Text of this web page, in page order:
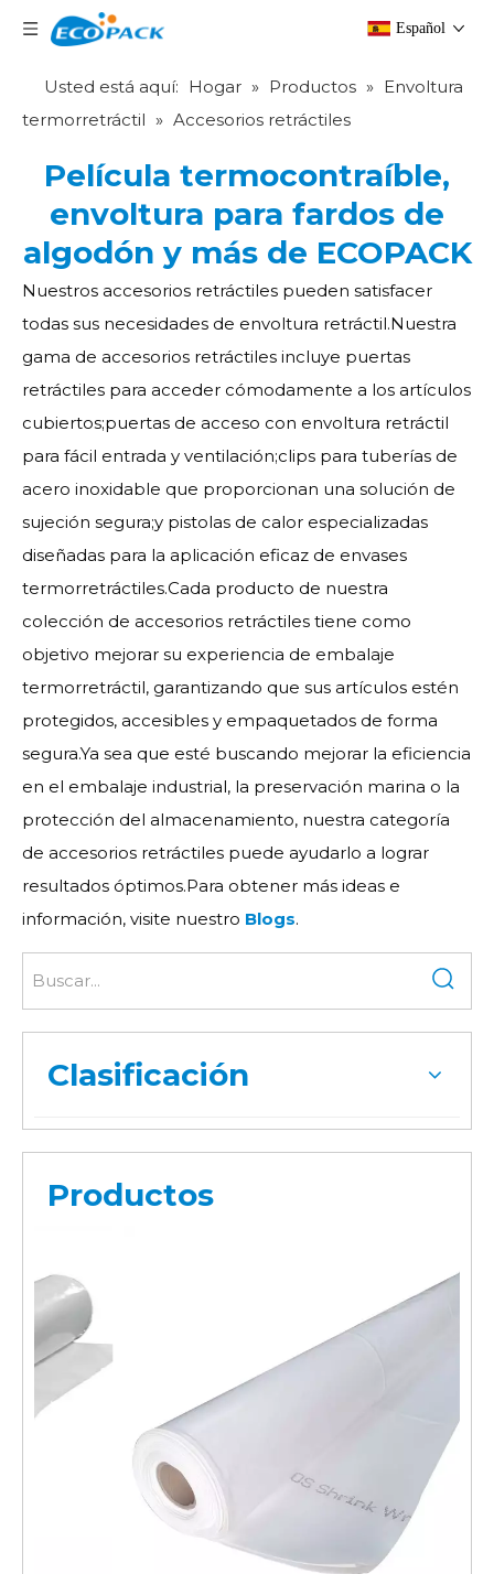
Español
Usted está aquí: Hogar » Productos » Envoltura
termorretráctil » Accesorios retráctiles
Película termocontraíble,
envoltura para fardos de
algodón y más de ECOPACK
Nuestros accesorios retráctiles pueden satisfacer
todas sus necesidades de envoltura retráctil.Nuestra
gama de accesorios retráctiles incluye puertas
retráctiles para acceder cómodamente a los artículos
cubiertos;puertas de acceso con envoltura retráctil
para fácil entrada y ventilación;clips para tuberías de
acero inoxidable que proporcionan una solución de
sujeción segura;y pistolas de calor especializadas
diseñadas para la aplicación eficaz de envases
termorretráctiles.Cada producto de nuestra
colección de accesorios retráctiles tiene como
objetivo mejorar su experiencia de embalaje
termorretráctil, garantizando que sus artículos estén
protegidos, accesibles y empaquetados de forma
segura.Ya sea que esté buscando mejorar la eficiencia
en el embalaje industrial, la preservación marina o la
protección del almacenamiento, nuestra categoría
de accesorios retráctiles puede ayudarlo a lograr
resultados óptimos.Para obtener más ideas e
información, visite nuestro Blogs.
Clasificación
Productos